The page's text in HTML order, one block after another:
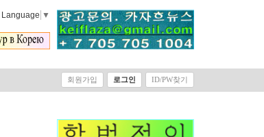
▼
회원가입 로그인 ID/PW찾기